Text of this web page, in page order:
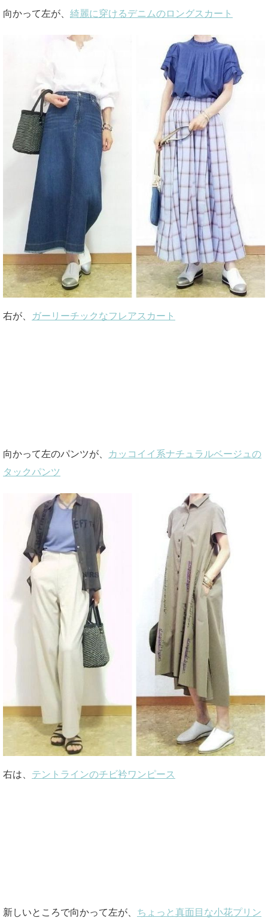
向かって左が、 綺麗に穿けるデニムのロングスカート
右が、 ガーリーチックなフレアスカート
向かって左のパンツが、
カッコイイ系ナチュラルベージュの
タックパンツ
右は、 テントラインのチビ衿ワンピース
新しいところで向かって左が、 ちょっと真面目な小花プリン